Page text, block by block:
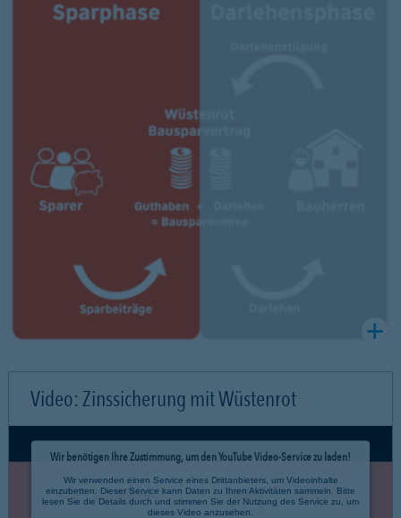
Video: Zinssicherung mit Wüstenrot
Wir benötigen Ihre Zustimmung, um den YouTube Video-Service zu laden!
Wir verwenden einen Service eines Drittanbieters, um Videoinhalte
einzubetten. Dieser Service kann Daten zu Ihren Aktivitäten sammeln. Bitte
lesen Sie die Details durch und stimmen Sie der Nutzung des Service zu, um
dieses Video anzusehen.